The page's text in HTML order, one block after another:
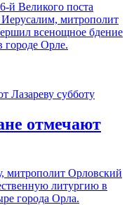
й Великого поста
митрополит
всенощное бдение
городе Орле.
отмечают
митрополит Орловский
литургию в
города Орла.